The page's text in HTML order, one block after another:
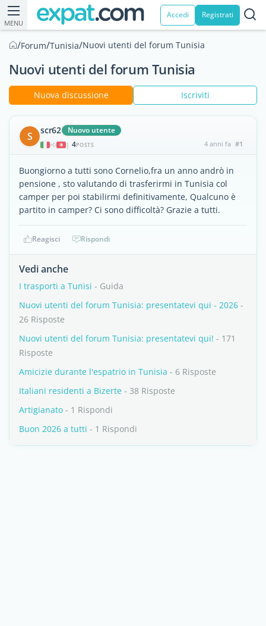
MENU
Accedi Registrati
/Forum/Tunisia/Nuovi utenti del forum Tunisia
Nuovi utenti del forum Tunisia
Nuova discussione Iscriviti
S scr62 Nuovo utente
| 4POSTS 4 anni fa #1
Buongiorno a tutti sono Cornelio,fra un anno andrò in
pensione , sto valutando di trasferirmi in Tunisia col
camper per poi stabilirmi definitivamente, Qualcuno è
partito in camper? Ci sono difficoltà? Grazie a tutti.
Reagisci Rispondi
Vedi anche
I trasporti a Tunisi - Guida
Nuovi utenti del forum Tunisia: presentatevi qui - 2026 -
26 Risposte
Nuovi utenti del forum Tunisia: presentatevi qui! - 171
Risposte
Amicizie durante l'espatrio in Tunisia - 6 Risposte
Italiani residenti a Bizerte - 38 Risposte
Artigianato - 1 Rispondi
Buon 2026 a tutti - 1 Rispondi